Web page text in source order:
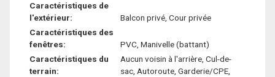
Caractéristiques de
l'extérieur:
Balcon privé, Cour privée
Caractéristiques des
fenêtres:
PVC, Manivelle (battant)
Caractéristiques du
terrain:
Aucun voisin à l'arrière, Cul-de-
sac, Autoroute, Garderie/CPE,